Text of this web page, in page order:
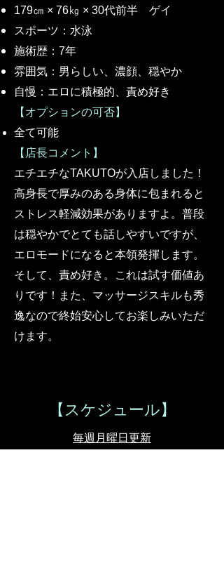
​179㎝ × 76㎏ × 30代前半 ゲイ
スポーツ：水泳
施術歴：7年
​雰囲気：男らしい、濃顔、穏やか
自慢：エロに積極的、責め好き
【オプションの可否】
​全て可能
【店長コメント】
​エチエチなTAKUTOが入店しました！
高身長で厚みのある身体に包まれると
ストレス軽減効果がありますよ。普段
は穏やかでとても話しやすいですが、
エロモードになると本領発揮します。
そして、責め好き。これは試す価値あ
りです！また、マッサージスキルも秀
逸なので終始安心してお楽しみいただ
けます。
【 スケジュール】
​毎週月曜日更新